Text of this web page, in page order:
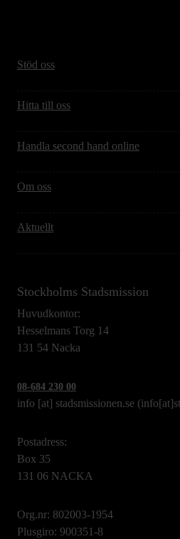
Stöd oss
Hitta till oss
Handla second hand online
Om oss
Aktuellt
Stockholms Stadsmission
Huvudkontor:
Hesselmans Torg 14
131 54 Nacka
08-684 230 00
info [at] stadsmissionen.se
Postadress:
Box 35
131 06 NACKA
Org.nr: 802003-1954
Plusgiro: 900351-8